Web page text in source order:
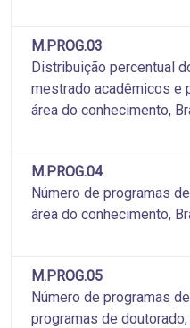
M.PROG.03
Distribuição percentual
mestrado acadêmicos e
área do conhecimento,
M.PROG.04
Número de programas
área do conhecimento,
M.PROG.05
Número de programas
programas de